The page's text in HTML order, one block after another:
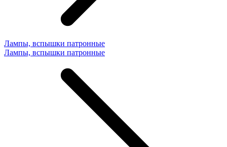
Лампы, вспышки патронные
Лампы, вспышки патронные